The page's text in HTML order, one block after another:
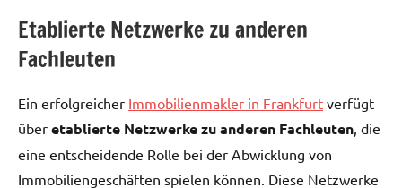
Etablierte Netzwerke zu anderen
Fachleuten
Ein erfolgreicher Immobilienmakler in Frankfurt verfügt
über etablierte Netzwerke zu anderen Fachleuten, die
eine entscheidende Rolle bei der Abwicklung von
Immobiliengeschäften spielen können. Diese Netzwerke